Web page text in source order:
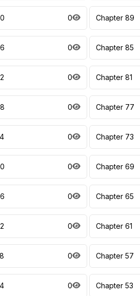
0 Chapter 89
0 Chapter 85
0 Chapter 81
0 Chapter 77
0 Chapter 73
0 Chapter 69
0 Chapter 65
0 Chapter 61
0 Chapter 57
0 Chapter 53